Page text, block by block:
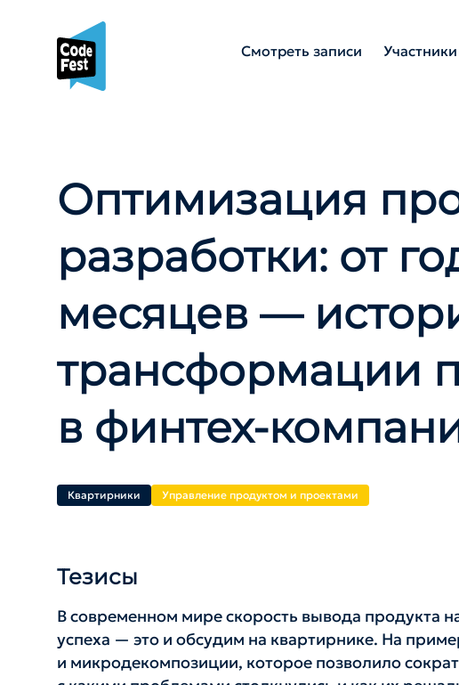
Смотреть записи Участники
Оптимизация
разработки: от
месяцев —
трансформации
в финтех-
Квартирники Управление продуктом и проектами
Тезисы
В современном мире скорость вывода
успеха — это и обсудим на квартирнике. На
и микродекомпозиции, которое позволило